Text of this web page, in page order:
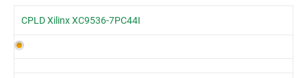
CPLD Xilinx XC9536-7PC44I